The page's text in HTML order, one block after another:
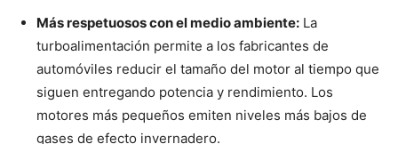
Más respetuosos con el medio ambiente: La
turboalimentación permite a los fabricantes de
automóviles reducir el tamaño del motor al tiempo que
siguen entregando potencia y rendimiento. Los
motores más pequeños emiten niveles más bajos de
gases de efecto invernadero.